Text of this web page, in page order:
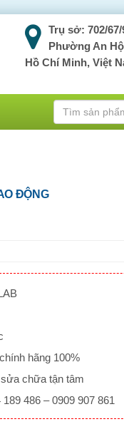
Trụ sở: 702/
Phường An
Hồ Chí Minh, Việt
ĐỘNG
hãng 100%
chữa tận tâm
486 – 0909 907 861